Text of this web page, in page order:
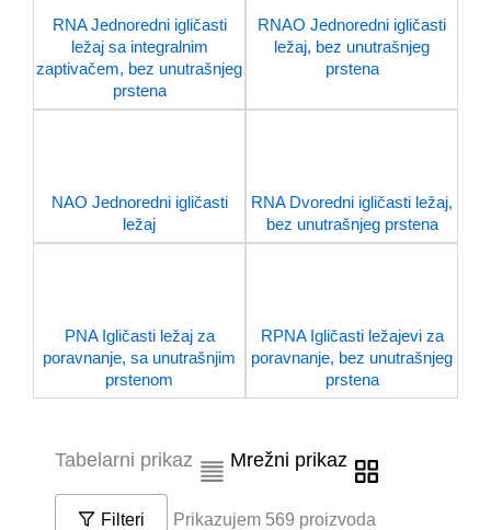
RNA Jednoredni igličasti
ležaj sa integralnim
zaptivačem, bez unutrašnjeg
prstena
RNAO Jednoredni igličasti
ležaj, bez unutrašnjeg
prstena
NAO Jednoredni igličasti
ležaj
RNA Dvoredni igličasti ležaj,
bez unutrašnjeg prstena
PNA Igličasti ležaj za
poravnanje, sa unutrašnjim
prstenom
RPNA Igličasti ležajevi za
poravnanje, bez unutrašnjeg
prstena
Tabelarni prikaz Mrežni prikaz
Filteri Prikazujem 569 proizvoda